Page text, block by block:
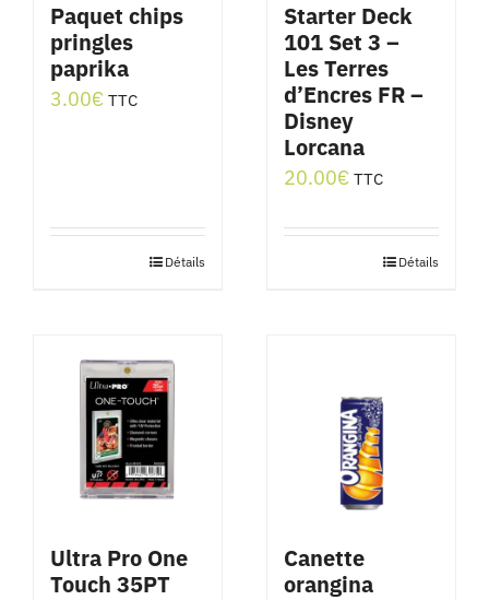
Paquet chips
pringles
paprika
3.00€ TTC
Détails
Starter Deck
101 Set 3 –
Les Terres
d’Encres FR –
Disney
Lorcana
20.00€ TTC
Détails
Ultra Pro One
Touch 35PT
Canette
orangina